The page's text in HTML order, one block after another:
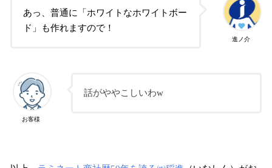
進ノ介
あっ、普通に「ホワイトなホワイトボー
ド」も作れますので！
お客様
話がややこしいわw